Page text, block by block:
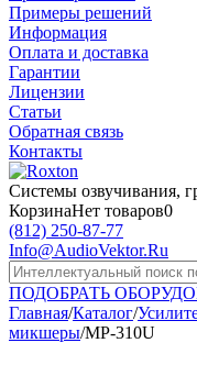
Примеры решений
Информация
Оплата и доставка
Гарантии
Лицензии
Статьи
Обратная связь
Контакты
Системы озвучивания,
КорзинаНет товаров0
(812) 250-87-77
Info@AudioVektor.Ru
ПОДОБРАТЬ
Главная/Каталог/
микшеры/MP-310U